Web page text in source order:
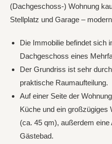
(Dachgeschoss-) Wohnung
Stellplatz und Garage –
Die Immobilie befindet sich
Dachgeschoss eines
Der Grundriss ist sehr
praktische Raumaufteilung.
Auf einer Seite der
Küche und ein
(ca. 45 qm), außerdem
Gästebad.